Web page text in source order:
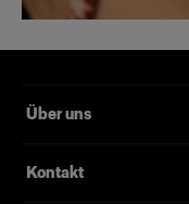
Über uns
Kontakt